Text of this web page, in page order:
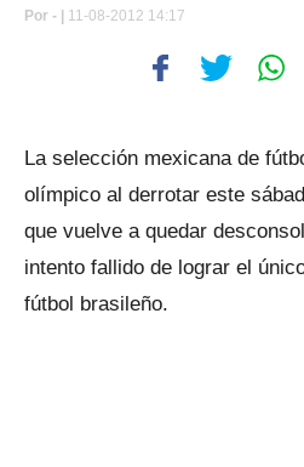
Por - | 11-08-2012 14:17
La selección mexicana de
olímpico al derrotar este
que vuelve a quedar
intento fallido de lograr el
fútbol brasileño.